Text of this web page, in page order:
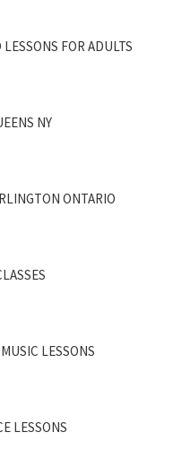
FOR ADULTS
NY
ONTARIO
LESSONS
LESSONS